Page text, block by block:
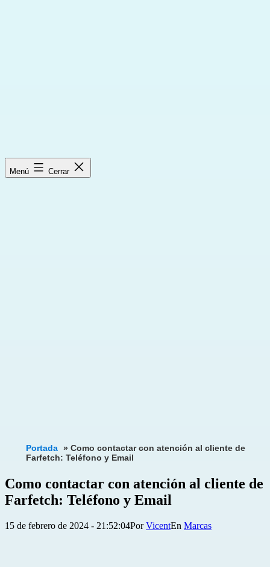
Menú Cerrar
Portada » Como contactar con atención al cliente de
Farfetch: Teléfono y Email
Como contactar con atención al cliente de
Farfetch: Teléfono y Email
Publicada
15 de febrero de 2024 - 21:52:04PorVicent
Categorizado
Marcas